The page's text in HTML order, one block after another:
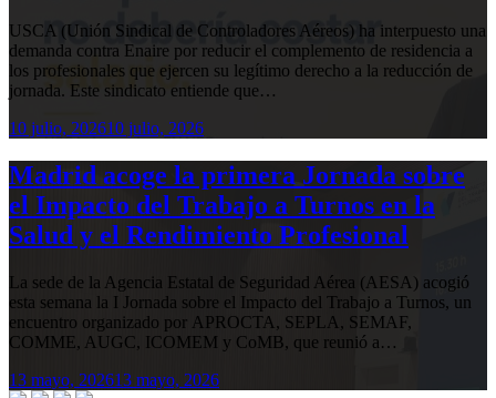
USCA (Unión Sindical de Controladores Aéreos) ha interpuesto una
demanda contra Enaire por reducir el complemento de residencia a
los profesionales que ejercen su legítimo derecho a la reducción de
jornada. Este sindicato entiende que…
10 julio, 202610 julio, 2026
Madrid acoge la primera Jornada sobre
el Impacto del Trabajo a Turnos en la
Salud y el Rendimiento Profesional
La sede de la Agencia Estatal de Seguridad Aérea (AESA) acogió
esta semana la I Jornada sobre el Impacto del Trabajo a Turnos, un
encuentro organizado por APROCTA, SEPLA, SEMAF,
COMME, AUGC, ICOMEM y CoMB, que reunió a…
13 mayo, 202613 mayo, 2026